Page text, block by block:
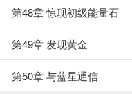
第48章 惊现初级能量石
第49章 发现黄金
第50章 与蓝星通信